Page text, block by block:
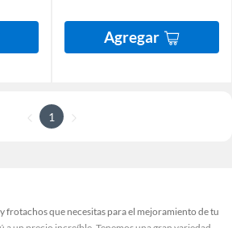
Agregar
1
frotachos que necesitas para el mejoramiento de tu